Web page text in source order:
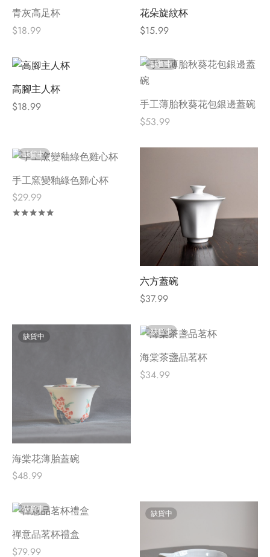
青灰高足杯
$18.99
花朵旋紋杯
$15.99
高腳主人杯
$18.99
缺貨中
手工薄胎秋葵花包銀邊蓋碗
$53.99
缺貨中
手工窯變釉綠色雞心杯
$29.99
六方蓋碗
$37.99
缺貨中
海棠花薄胎蓋碗
$48.99
缺貨中
海棠茶盞品茗杯
$34.99
缺貨中
禪意品茗杯禮盒
$79.99
缺貨中